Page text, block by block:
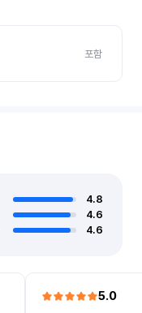
포함
4.8
4.6
4.6
5.0